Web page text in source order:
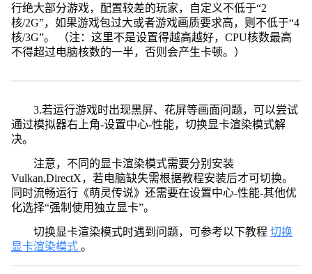
行绝大部分游戏，配置较差的玩家，自定义不低于“2
核/2G”，如果游戏包过大或者游戏画质要求高，则不低于“4
核/3G”。 （注：这里不是设置得越高越好，CPU核数最高
不得超过电脑核数的一半，否则会产生卡顿。）
3.若运行游戏时出现黑屏、花屏等画面问题，可以尝试
通过模拟器右上角-设置中心-性能，切换显卡渲染模式解
决。
注意，不同的显卡渲染模式需要分别安装
Vulkan,DirectX，若电脑缺失需根据教程安装后才可切换。
同时流畅运行《萌灵传说》还需要在设置中心-性能-其他优
化选择“强制使用独立显卡”。
切换显卡渲染模式时遇到问题，可参考以下教程 切换
显卡渲染模式 。